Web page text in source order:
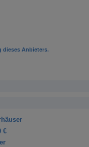
dieses Anbieters.
€